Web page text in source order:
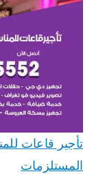
المستلزمات